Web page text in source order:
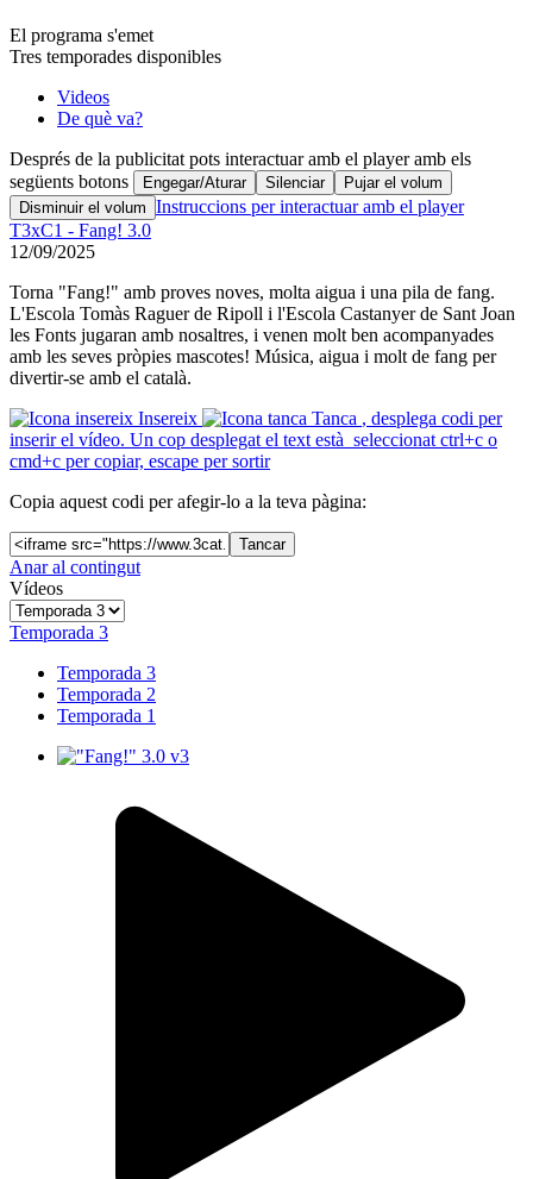
El programa s'emet
Tres temporades disponibles
Videos
De què va?
Després de la publicitat pots interactuar amb el player amb els
següents botons
Engegar/Aturar Silenciar
Pujar el volum
Disminuir el volum Instruccions per interactuar amb el player
T3xC1 - Fang! 3.0
12/09/2025
Torna "Fang!" amb proves noves, molta aigua i una pila de fang.
L'Escola Tomàs Raguer de Ripoll i l'Escola Castanyer de Sant Joan
les Fonts jugaran amb nosaltres, i venen molt ben acompanyades
amb les seves pròpies mascotes! Música, aigua i molt de fang per
divertir-se amb el català.
Insereix
Tanca , desplega codi per
inserir el vídeo. Un cop desplegat el text està seleccionat ctrl+c o
cmd+c per copiar, escape per sortir
Copia aquest codi per afegir-lo a la teva pàgina:
Tancar
Anar al contingut
Vídeos
Temporada 3
Temporada 3
Temporada 2
Temporada 1